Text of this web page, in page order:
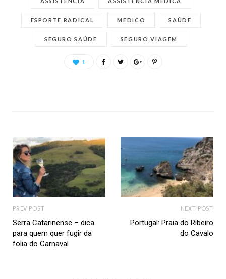
ESPORTE RADICAL MEDICO SAÚDE
SEGURO SAÚDE SEGURO VIAGEM
1
PREV POST
Serra Catarinense – dica
para quem quer fugir da
folia do Carnaval
NEXT POST
Portugal: Praia do Ribeiro
do Cavalo